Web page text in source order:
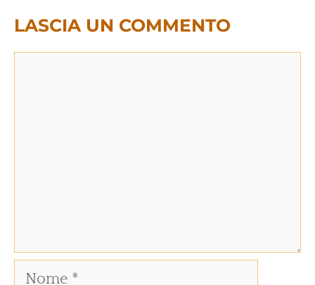
LASCIA UN COMMENTO